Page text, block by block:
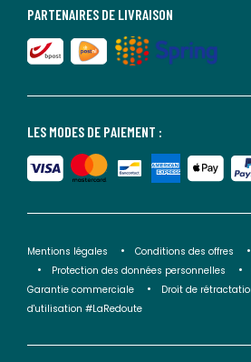
LES MODES DE PAIEMENT :
PARTENAIRES DE LIVRAISON
Mentions légales Conditions des offres
Protection des données personnelles
Garantie commerciale
Droit de
d'utilisation #LaRedoute